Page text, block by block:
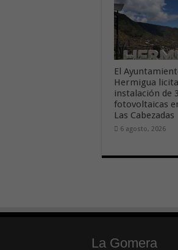
El
Hermigua
instalación de
fotovoltaicas
Las Cabezadas
6 agosto, 2026
La Gomera